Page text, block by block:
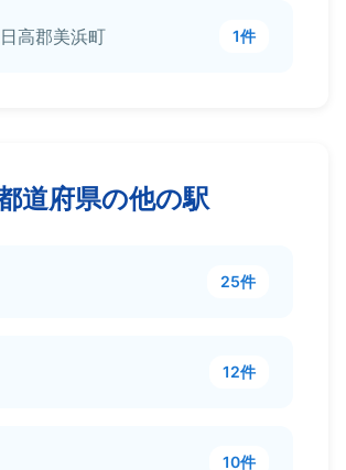
高郡美浜町 1件
道府県の他の駅
25件
12件
10件